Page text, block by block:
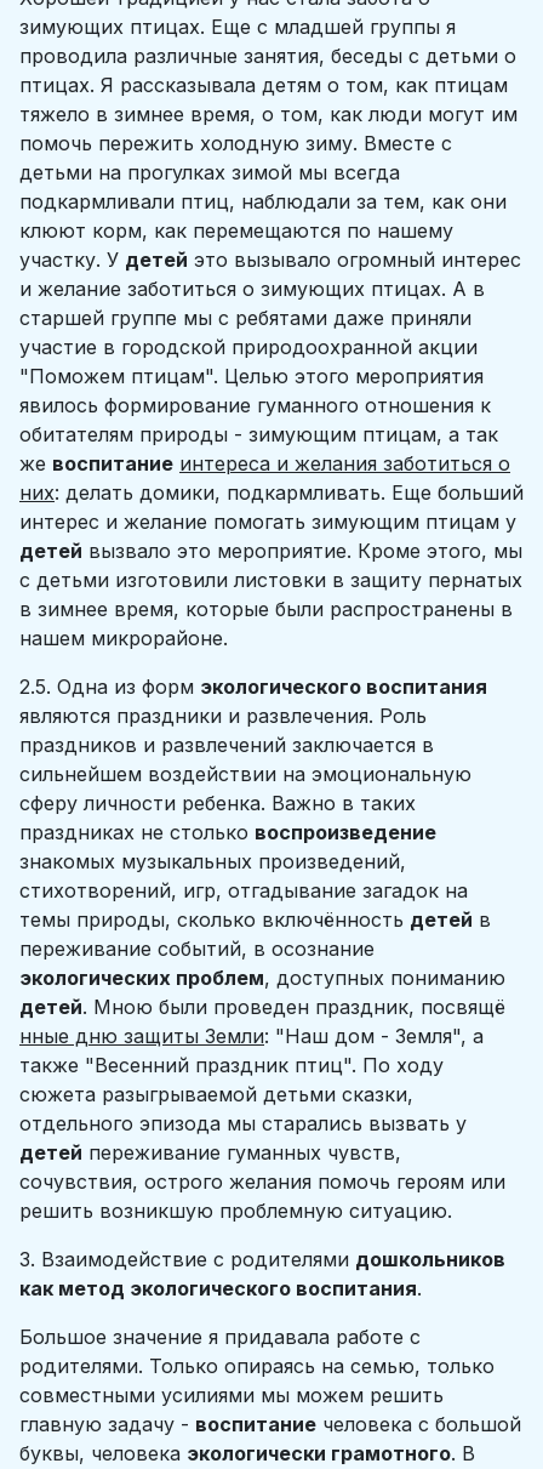
зимующих птицах. Еще с младшей группы я
проводила различные занятия, беседы с детьми о
птицах. Я рассказывала детям о том, как птицам
тяжело в зимнее время, о том, как люди могут им
помочь пережить холодную зиму. Вместе с
детьми на прогулках зимой мы всегда
подкармливали птиц, наблюдали за тем, как они
клюют корм, как перемещаются по нашему
участку. У детей это вызывало огромный интерес
и желание заботиться о зимующих птицах. А в
старшей группе мы с ребятами даже приняли
участие в городской природоохранной акции
"Поможем птицам". Целью этого мероприятия
явилось формирование гуманного отношения к
обитателям природы - зимующим птицам, а так
же воспитание интереса и желания заботиться о
них: делать домики, подкармливать. Еще больший
интерес и желание помогать зимующим птицам у
детей вызвало это мероприятие. Кроме этого, мы
с детьми изготовили листовки в защиту пернатых
в зимнее время, которые были распространены в
нашем микрорайоне.
2.5. Одна из форм экологического воспитания
являются праздники и развлечения. Роль
праздников и развлечений заключается в
сильнейшем воздействии на эмоциональную
сферу личности ребенка. Важно в таких
праздниках не столько воспроизведение
знакомых музыкальных произведений,
стихотворений, игр, отгадывание загадок на
темы природы, сколько включённость детей в
переживание событий, в осознание
экологических проблем, доступных пониманию
детей. Мною были проведен праздник, посвящё
нные дню защиты Земли: "Наш дом - Земля", а
также "Весенний праздник птиц". По ходу
сюжета разыгрываемой детьми сказки,
отдельного эпизода мы старались вызвать у
детей переживание гуманных чувств,
сочувствия, острого желания помочь героям или
решить возникшую проблемную ситуацию.
3. Взаимодействие с родителями дошкольников
как метод экологического воспитания.
Большое значение я придавала работе с
родителями. Только опираясь на семью, только
совместными усилиями мы можем решить
главную задачу - воспитание человека с большой
буквы, человека экологически грамотного. В